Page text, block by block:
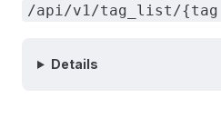
/api/v1/tag_list/
Details